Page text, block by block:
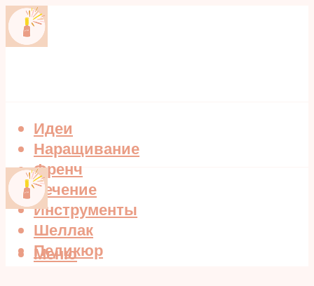
Идеи
Наращивание
Френч
Лечение
Инструменты
Шеллак
Педикюр
Меню